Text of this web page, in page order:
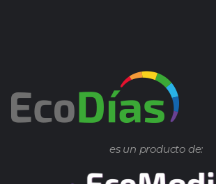
es un producto de: